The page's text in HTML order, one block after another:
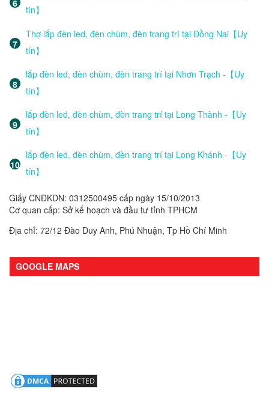
tín】
Thợ lắp đèn led, đèn chùm, đèn trang trí tại Đồng Nai【Uy
tín】
lắp đèn led, đèn chùm, đèn trang trí tại Nhơn Trạch -【Uy
tín】
lắp đèn led, đèn chùm, đèn trang trí tại Long Thành -【Uy
tín】
lắp đèn led, đèn chùm, đèn trang trí tại Long Khánh -【Uy
tín】
Giấy CNĐKDN: 0312500495 cấp ngày 15/10/2013
Cơ quan cấp: Sở kế hoạch và đầu tư tỉnh TPHCM
Địa chỉ: 72/12 Đào Duy Anh, Phú Nhuận, Tp Hồ Chí Minh
GOOGLE MAPS